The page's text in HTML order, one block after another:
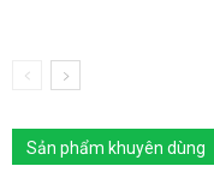
Sản phẩm khuyên dùng